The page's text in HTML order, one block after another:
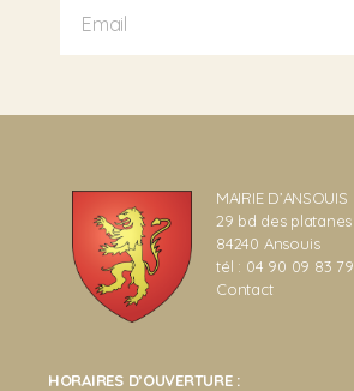
MAIRIE D’ANSOUIS
29 bd des platanes
84240 Ansouis
tél : 04 90 09 83 79
Contact
HORAIRES D’OUVERTURE :